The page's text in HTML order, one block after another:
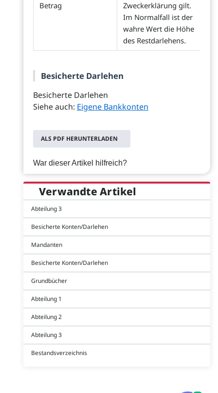
Betrag
Zweckerklärung gilt.
Im Normalfall ist der
wahre Wert die Höhe
des Restdarlehens.
Besicherte Darlehen
Besicherte Darlehen
Siehe auch: Eigene Bankkonten
ALS PDF HERUNTERLADEN
War dieser Artikel hilfreich?
Verwandte Artikel
Abteilung 3
Besicherte Konten/Darlehen
Mandanten
Besicherte Konten/Darlehen
Grundbücher
Abteilung 1
Abteilung 2
Abteilung 3
Bestandsverzeichnis